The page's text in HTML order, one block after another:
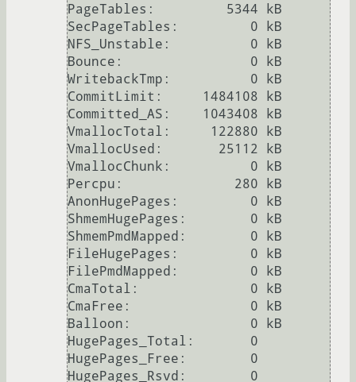
PageTables:         5344 kB
SecPageTables:         0 kB
NFS_Unstable:          0 kB
Bounce:                0 kB
WritebackTmp:          0 kB
CommitLimit:     1484108 kB
Committed_AS:    1043408 kB
VmallocTotal:     122880 kB
VmallocUsed:       25112 kB
VmallocChunk:          0 kB
Percpu:              280 kB
AnonHugePages:         0 kB
ShmemHugePages:        0 kB
ShmemPmdMapped:        0 kB
FileHugePages:         0 kB
FilePmdMapped:         0 kB
CmaTotal:              0 kB
CmaFree:               0 kB
Balloon:               0 kB
HugePages_Total:       0
HugePages_Free:        0
HugePages_Rsvd:        0